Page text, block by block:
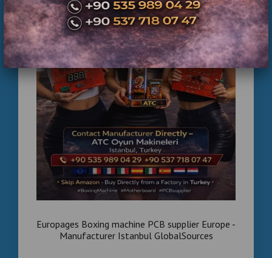
Europages Boxing machine PCB supplier Europe -
Manufacturer Istanbul GlobalSources